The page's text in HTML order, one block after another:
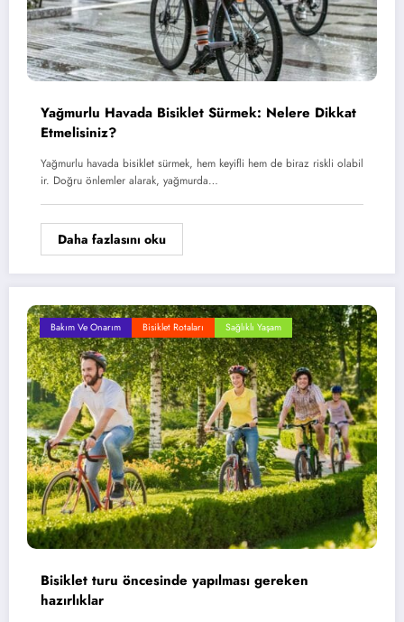
Yağmurlu Havada Bisiklet Sürmek: Nelere Dikkat
Etmelisiniz?
Yağmurlu havada bisiklet sürmek, hem keyifli hem de biraz riskli olabil
ir. Doğru önlemler alarak, yağmurda…
Daha fazlasını oku
Bakım Ve Onarım Bisiklet Rotaları Sağlıklı Yaşam
Bisiklet turu öncesinde yapılması gereken
hazırlıklar